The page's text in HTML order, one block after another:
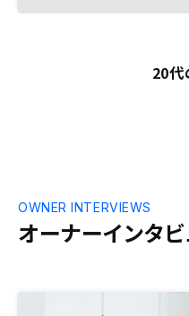
20代
オーナーインタ
OWNER INTERVIEWS